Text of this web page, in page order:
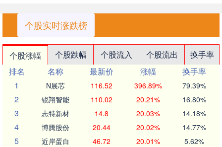
个股实时涨跌榜
个股涨幅 个股跌幅 个股流入 个股流出
换手率
排名
名称 最新价 涨幅
换手率
1
N展芯 116.52 396.89% 79.39%
2 锐翔智能 110.02 20.21% 16.80%
3 志特新材 14.8 20.03% 14.18%
4 博腾股份 20.44 20.02% 14.77%
5 近岸蛋白 46.72 20.01% 5.62%